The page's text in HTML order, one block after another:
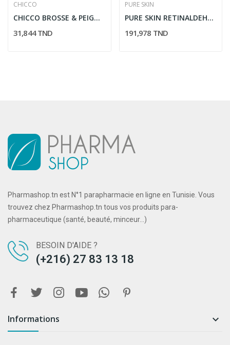
CHICCO
CHICCO BROSSE & PEIGNE NYLON MULT-COLOR /5923
31,844 TND
PURE SKIN
PURE SKIN RETINALDEHYDE CONCENTRE ANTI AGE 30ML
191,978 TND
Pharmashop.tn est N°1 parapharmacie en ligne en Tunisie. Vous
trouvez chez Pharmashop.tn tous vos produits para-
pharmaceutique (santé, beauté, minceur...)
BESOIN D'AIDE ?
(+216) 27 83 13 18
Informations 